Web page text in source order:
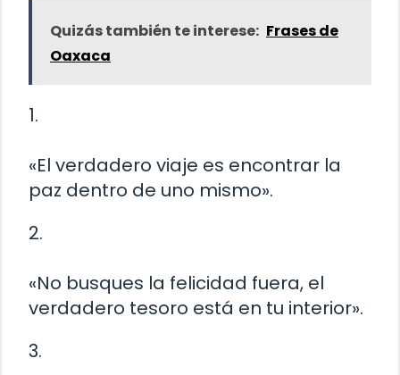
Quizás también te interese: Frases de
Oaxaca
1.
«El verdadero viaje es encontrar la
paz dentro de uno mismo».
2.
«No busques la felicidad fuera, el
verdadero tesoro está en tu interior».
3.